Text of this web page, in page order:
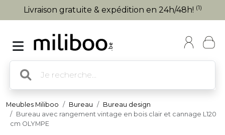
Livraison gratuite & expédition en 24h/48h! (1)
Meubles Miliboo Bureau
Bureau design
Bureau avec rangement vintage en bois clair et cannage L120
cm OLYMPE